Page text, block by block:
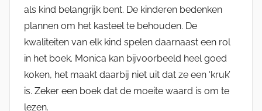
als kind belangrijk bent. De kinderen bedenken
plannen om het kasteel te behouden. De
kwaliteiten van elk kind spelen daarnaast een rol
in het boek. Monica kan bijvoorbeeld heel goed
koken, het maakt daarbij niet uit dat ze een ‘kruk’
is. Zeker een boek dat de moeite waard is om te
lezen.